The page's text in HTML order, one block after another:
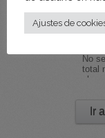
Ir
Ajustes de